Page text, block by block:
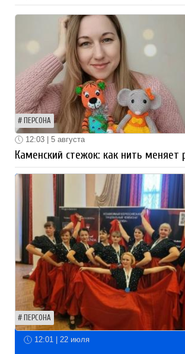
ПЕРСОНА
12:03 | 5 августа
Каменский стежок: как нить меняет
ПЕРСОНА
12:01 | 22 июля